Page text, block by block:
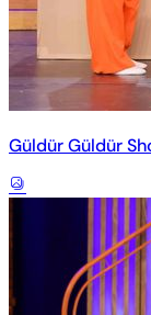
Güldür Güldür